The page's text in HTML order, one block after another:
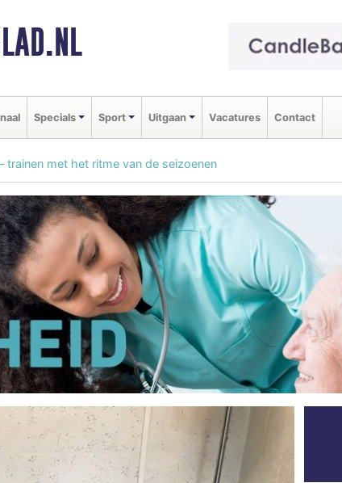
Specials Sport Uitgaan Vacatures Contact
trainen met het ritme van de seizoenen